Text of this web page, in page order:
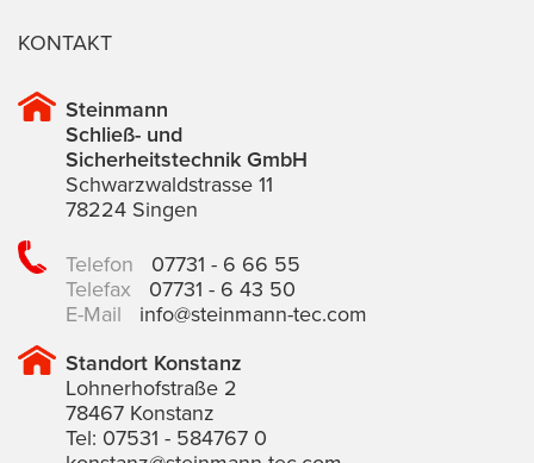
KONTAKT
Steinmann
Schließ- und
Sicherheitstechnik GmbH
Schwarzwaldstrasse 11
78224 Singen
Telefon
07731 - 6 66 55
Telefax
07731 - 6 43 50
E-Mail
info@steinmann-tec.com
Standort Konstanz
Lohnerhofstraße 2
78467 Konstanz
Tel: 07531 - 584767 0